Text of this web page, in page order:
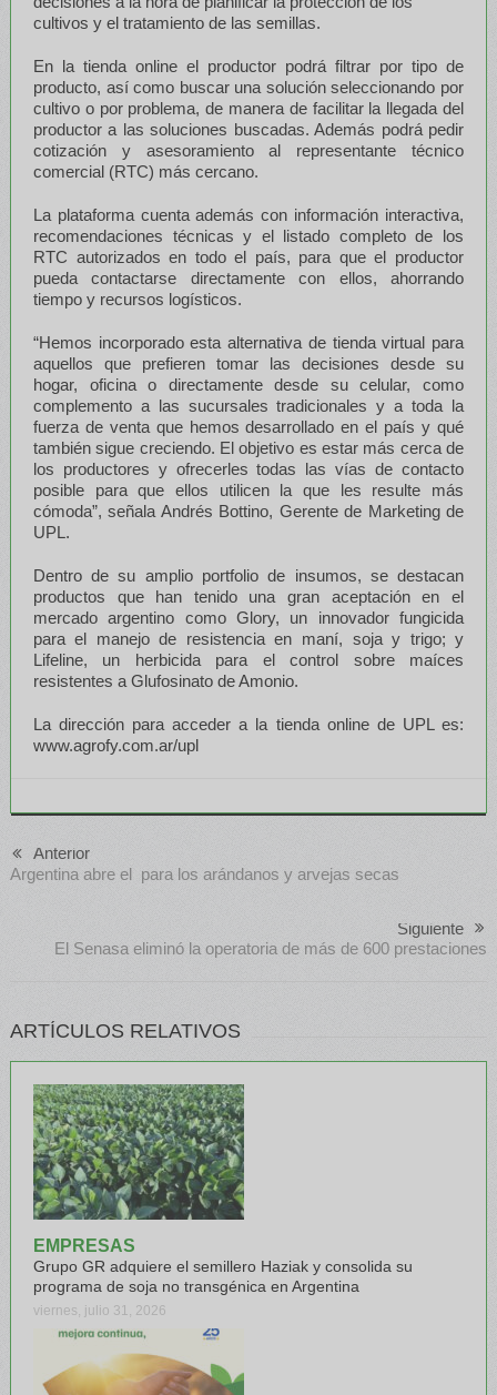
cultivos y el tratamiento de las semillas.
En la tienda online el productor podrá filtrar por tipo de
producto, así como buscar una solución seleccionando por
cultivo o por problema, de manera de facilitar la llegada del
productor a las soluciones buscadas. Además podrá pedir
cotización y asesoramiento al representante técnico
comercial (RTC) más cercano.
La plataforma cuenta además con información interactiva,
recomendaciones técnicas y el listado completo de los
RTC autorizados en todo el país, para que el productor
pueda contactarse directamente con ellos, ahorrando
tiempo y recursos logísticos.
“Hemos incorporado esta alternativa de tienda virtual para
aquellos que prefieren tomar las decisiones desde su
hogar, oficina o directamente desde su celular, como
complemento a las sucursales tradicionales y a toda la
fuerza de venta que hemos desarrollado en el país y qué
también sigue creciendo. El objetivo es estar más cerca de
los productores y ofrecerles todas las vías de contacto
posible para que ellos utilicen la que les resulte más
cómoda”, señala Andrés Bottino, Gerente de Marketing de
UPL.
Dentro de su amplio portfolio de insumos, se destacan
productos que han tenido una gran aceptación en el
mercado argentino como Glory, un innovador fungicida
para el manejo de resistencia en maní, soja y trigo; y
Lifeline, un herbicida para el control sobre maíces
resistentes a Glufosinato de Amonio.
La dirección para acceder a la tienda online de UPL es:
www.agrofy.com.ar/upl
Anterior
Argentina abre el para los arándanos y arvejas secas
Siguiente
El Senasa eliminó la operatoria de más de 600 prestaciones
ARTÍCULOS RELATIVOS
EMPRESAS
Grupo GR adquiere el semillero Haziak y consolida su
programa de soja no transgénica en Argentina
viernes, julio 31, 2026